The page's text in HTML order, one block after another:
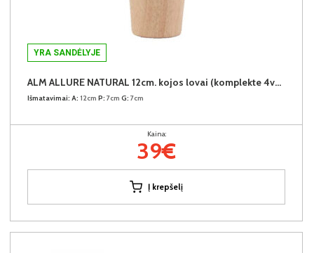
YRA SANDĖLYJE
ALM ALLURE NATURAL 12cm. kojos lovai (komplekte 4vnt.) + 39€
Išmatavimai: A: 12cm P: 7cm G: 7cm
Kaina:
39€
Į krepšelį